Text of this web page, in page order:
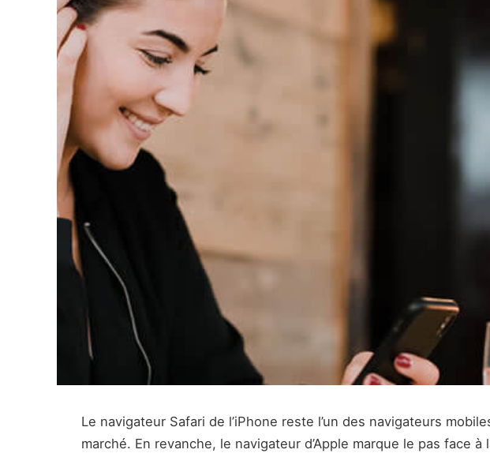
Le navigateur Safari de l’iPhone reste l’un des navigateurs
marché. En revanche, le navigateur d’Apple marque le pas face